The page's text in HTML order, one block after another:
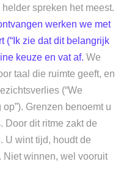
spreken het meest.
werken we met
(“Ik zie dat dit belangrijk
keuze en vat af. We
taal die ruimte geeft, en
(“We
Grenzen benoemt u
Door dit ritme zakt de
U wint tijd, houdt de
Niet winnen, wel vooruit